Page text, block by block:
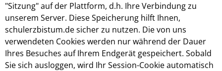
"Sitzung" auf der Plattform, d.h. Ihre Verbindung zu
unserem Server. Diese Speicherung hilft Ihnen,
schulerzbistum.de sicher zu nutzen. Die von uns
verwendeten Cookies werden nur während der Dauer
Ihres Besuches auf Ihrem Endgerät gespeichert. Sobald
Sie sich ausloggen, wird Ihr Session-Cookie automatisch